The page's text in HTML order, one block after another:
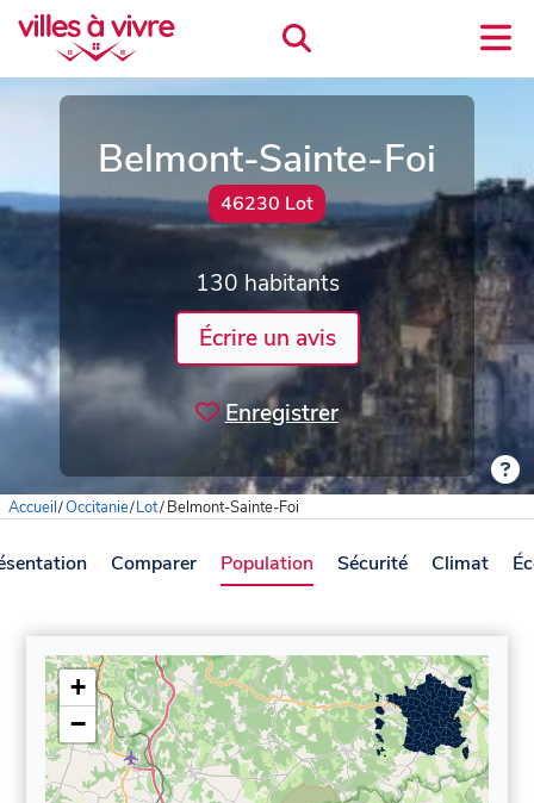
Belmont-Sainte-Foi
46230 Lot
130 habitants
Écrire un avis
Enregistrer
Accueil/Occitanie/Lot/Belmont-Sainte-Foi
Comparer Population Sécurité Climat
+
−